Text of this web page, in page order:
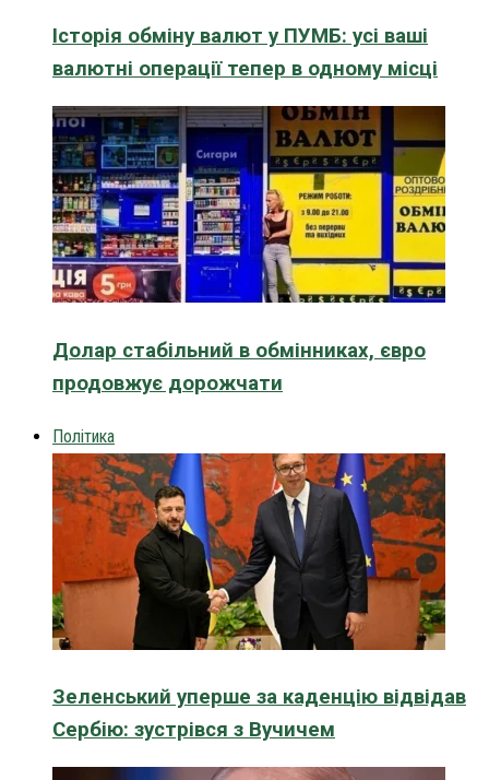
Історія обміну валют у ПУМБ: усі ваші
валютні операції тепер в одному місці
Долар стабільний в обмінниках, євро
продовжує дорожчати
Політика
Зеленський уперше за каденцію відвідав
Сербію: зустрівся з Вучичем